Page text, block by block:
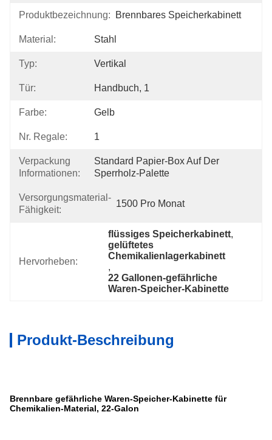
Produktbezeichnung: Brennbares Speicherkabinett
Material: Stahl
Typ: Vertikal
Tür: Handbuch, 1
Farbe: Gelb
Nr. Regale: 1
Verpackung
Informationen:
Standard Papier-Box Auf Der
Sperrholz-Palette
Versorgungsmaterial-
Fähigkeit:
1500 Pro Monat
Hervorheben:
flüssiges Speicherkabinett,
gelüftetes
Chemikalienlagerkabinett
,
22 Gallonen-gefährliche
Waren-Speicher-Kabinette
Produkt-Beschreibung
Brennbare gefährliche Waren-Speicher-Kabinette für
Chemikalien-Material, 22-Galon